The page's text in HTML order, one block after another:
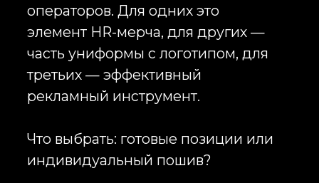
Как выбрать между худи,
свитшотами и толстовками?